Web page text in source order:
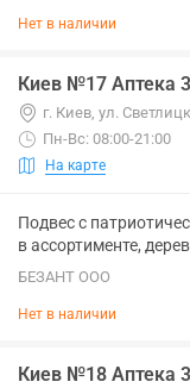
Нет в наличии
Киев №17 Аптека
г. Киев, ул.
Пн-Вс: 08:00-21:00
На карте
Подвес с
в ассортименте,
БЕЗАНТ ООО
Нет в наличии
Киев №18 Аптека